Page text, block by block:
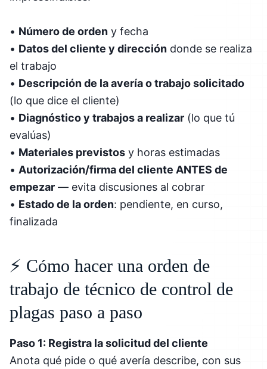
• Número de orden y fecha
• Datos del cliente y dirección donde se realiza
el trabajo
• Descripción de la avería o trabajo solicitado
(lo que dice el cliente)
• Diagnóstico y trabajos a realizar (lo que tú
evalúas)
• Materiales previstos y horas estimadas
• Autorización/firma del cliente ANTES de
empezar — evita discusiones al cobrar
• Estado de la orden: pendiente, en curso,
finalizada
⚡ Cómo hacer una orden de
trabajo de técnico de control de
plagas paso a paso
Paso 1: Registra la solicitud del cliente
Anota qué pide o qué avería describe, con sus